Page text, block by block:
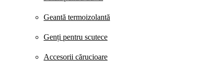
Geantă termoizolantă
Genți pentru scutece
Accesorii cărucioare